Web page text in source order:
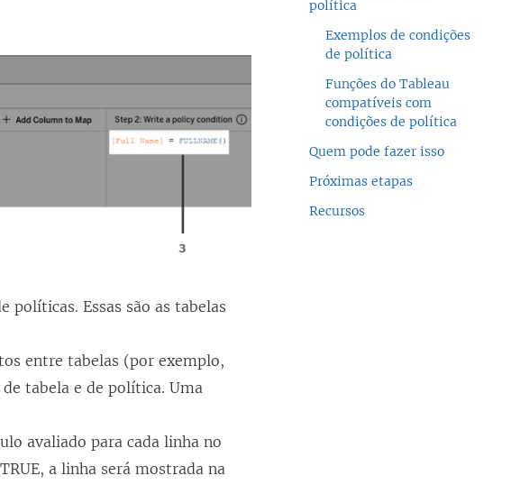
políticas. Essas são as tabelas
entre tabelas (por exemplo,
tabela e de política. Uma
avaliado para cada linha no
a linha será mostrada na
política
Exemplos de condições
de política
Funções do Tableau
compatíveis com
condições de política
Quem pode fazer isso
Próximas etapas
Recursos